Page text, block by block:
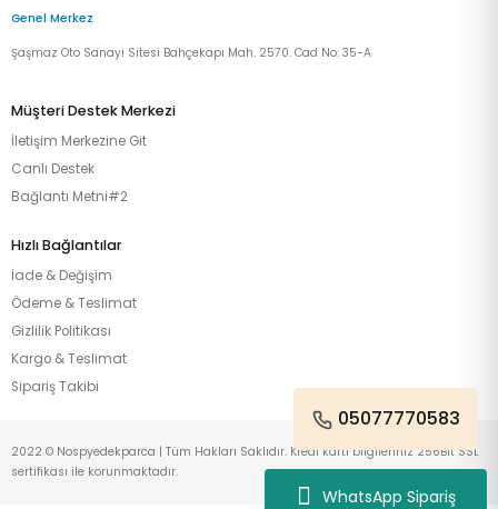
WhatsApp Sipariş
Genel Merkez
Şaşmaz Oto Sanayi Sitesi Bahçekapı Mah. 2570. Cad No: 35-A
Müşteri Destek Merkezi
İletişim Merkezine Git
Canlı Destek
Bağlantı Metni#2
Hızlı Bağlantılar
İade & Değişim
Ödeme & Teslimat
Gizlilik Politikası
Kargo & Teslimat
Sipariş Takibi
05077770583
2022 © Nospyedekparca | Tüm Hakları Saklıdır. Kredi kartı bilgileriniz 256Bit SSL
sertifikası ile korunmaktadır.